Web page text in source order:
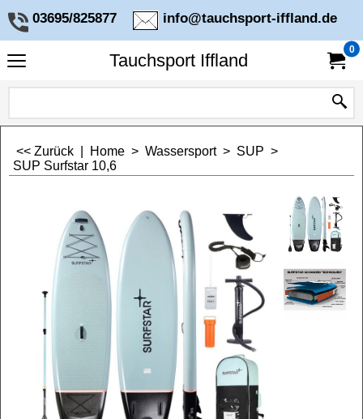
03695/825877 info@tauchsport-iffland.de
Tauchsport Iffland
0
<< Zurück Home > Wassersport> SUP >
SUP Surfstar 10,6